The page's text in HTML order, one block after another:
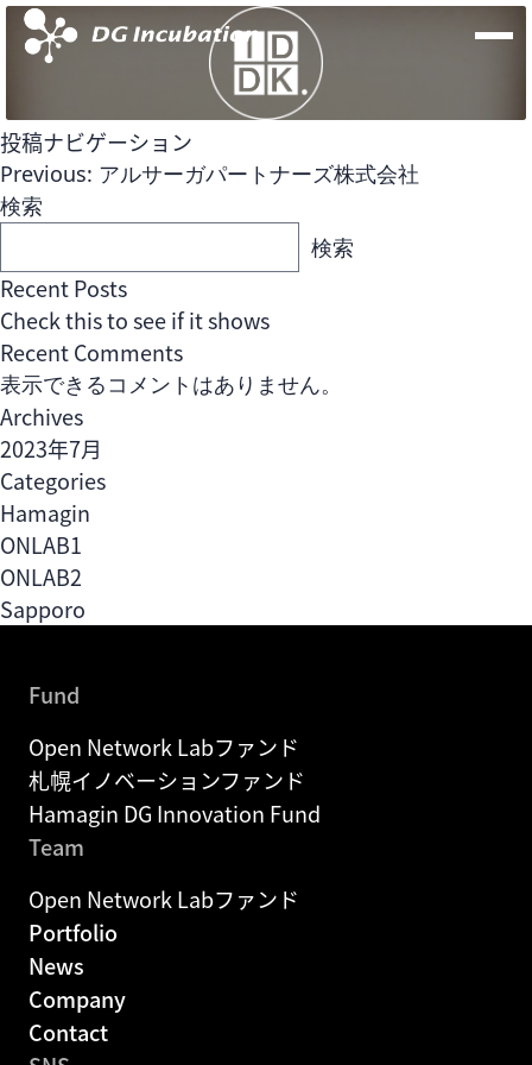
Network Labファンド
幌イノベーションファンド
EN
投稿ナビゲーション
Previous: アルサーガパートナーズ株式会社
検索
検索
Recent Posts
Check this to see if it shows
Recent Comments
表示できるコメントはありません。
Archives
2023年7月
Categories
Hamagin
ONLAB1
ONLAB2
Sapporo
Fund
Open Network Labファンド
札幌イノベーションファンド
Hamagin DG Innovation Fund
Team
Open Network Labファンド
Portfolio
News
Company
Contact